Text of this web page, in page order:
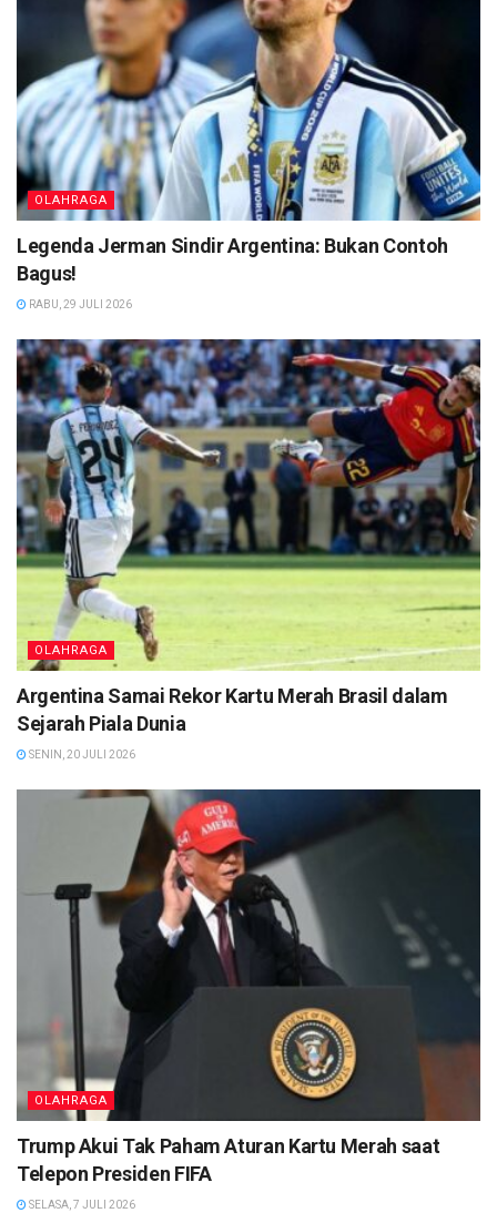
OLAHRAGA
Legenda Jerman Sindir Argentina: Bukan Contoh
Bagus!
RABU, 29 JULI 2026
OLAHRAGA
Argentina Samai Rekor Kartu Merah Brasil dalam
Sejarah Piala Dunia
SENIN, 20 JULI 2026
OLAHRAGA
Trump Akui Tak Paham Aturan Kartu Merah saat
Telepon Presiden FIFA
SELASA, 7 JULI 2026